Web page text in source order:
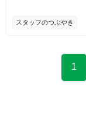
スタッフのつぶやき
1